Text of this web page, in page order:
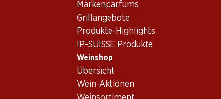
Markenparfums
Grillangebote
Produkte-Highlights
IP-SUISSE Produkte
Weinshop
Übersicht
Wein-Aktionen
Vorderseite Rückseite